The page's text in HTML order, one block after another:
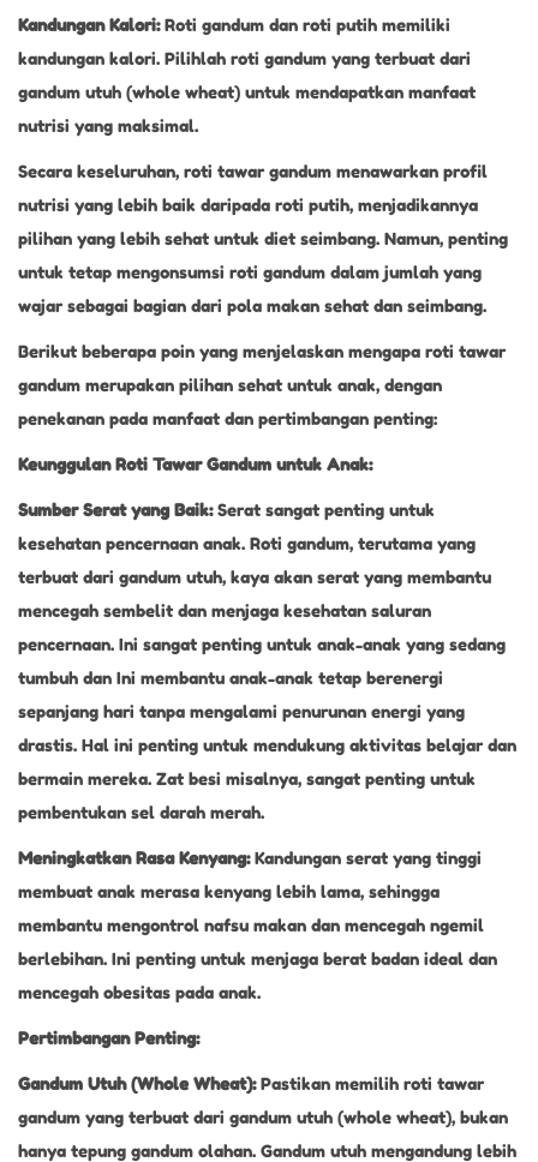
Kandungan Kalori:Roti gandum dan roti putih memiliki
kandungan kalori. Pilihlah roti gandum yang terbuat dari
gandum utuh (whole wheat) untuk mendapatkan manfaat
nutrisi yang maksimal.
Secara keseluruhan, roti tawar gandum menawarkan profil
nutrisi yang lebih baik daripada roti putih, menjadikannya
pilihan yang lebih sehat untuk diet seimbang. Namun, penting
untuk tetap mengonsumsi roti gandum dalam jumlah yang
wajar sebagai bagian dari pola makan sehat dan seimbang.
Berikut beberapa poin yang menjelaskan mengapa roti tawar
gandum merupakan pilihan sehat untuk anak, dengan
penekanan pada manfaat dan pertimbangan penting:
Keunggulan Roti Tawar Gandum untuk Anak:
Sumber Serat yang Baik:Serat sangat penting untuk
kesehatan pencernaan anak. Roti gandum, terutama yang
terbuat dari gandum utuh, kaya akan serat yang membantu
mencegah sembelit dan menjaga kesehatan saluran
pencernaan. Ini sangat penting untuk anak-anak yang sedang
tumbuh dan Ini membantu anak-anak tetap berenergi
sepanjang hari tanpa mengalami penurunan energi yang
drastis. Hal ini penting untuk mendukung aktivitas belajar dan
bermain mereka. Zat besi misalnya, sangat penting untuk
pembentukan sel darah merah.
Meningkatkan Rasa Kenyang:Kandungan serat yang tinggi
membuat anak merasa kenyang lebih lama, sehingga
membantu mengontrol nafsu makan dan mencegah ngemil
berlebihan. Ini penting untuk menjaga berat badan ideal dan
mencegah obesitas pada anak.
Pertimbangan Penting:
Gandum Utuh (Whole Wheat):Pastikan memilih roti tawar
gandum yang terbuat dari gandum utuh (whole wheat), bukan
hanya tepung gandum olahan. Gandum utuh mengandung lebih